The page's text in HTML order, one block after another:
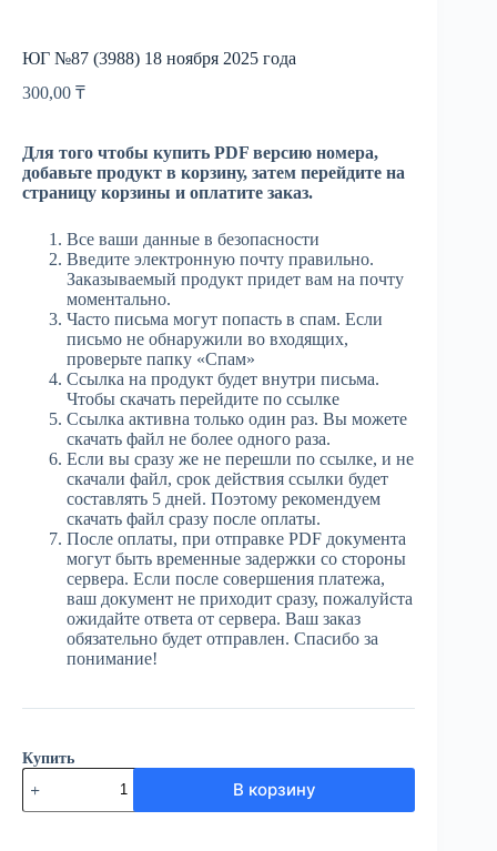
ЮГ №87 (3988) 18 ноября 2025 года
300,00 ₸
Для того чтобы купить PDF версию номера,
добавьте продукт в корзину, затем перейдите на
страницу корзины и оплатите заказ.
Все ваши данные в безопасности
Введите электронную почту правильно.
Заказываемый продукт придет вам на почту
моментально.
Часто письма могут попасть в спам. Если
письмо не обнаружили во входящих,
проверьте папку «Спам»
Ссылка на продукт будет внутри письма.
Чтобы скачать перейдите по ссылке
Ссылка активна только один раз. Вы можете
скачать файл не более одного раза.
Если вы сразу же не перешли по ссылке, и не
скачали файл, срок действия ссылки будет
составлять 5 дней. Поэтому рекомендуем
скачать файл сразу после оплаты.
После оплаты, при отправке PDF документа
могут быть временные задержки со стороны
сервера. Если после совершения платежа,
ваш документ не приходит сразу, пожалуйста
ожидайте ответа от сервера. Ваш заказ
обязательно будет отправлен. Спасибо за
понимание!
Купить
Количество
товара
ЮГ
В корзину